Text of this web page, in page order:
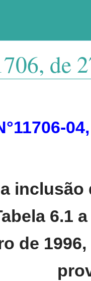
de
6.1
de